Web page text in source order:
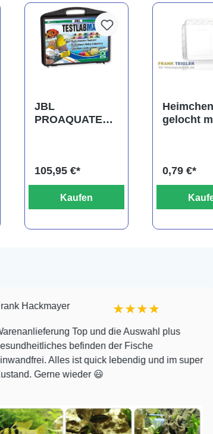
JBL
PROAQUATEST
Meerwasser
105,95 €*
Kaufen
gelocht
0,79 €*
★★★★
Top und die Auswahl plus
befinden der Fische
ist quick lebendig und im super
wieder 😃
Ich
Die
alle
Dank